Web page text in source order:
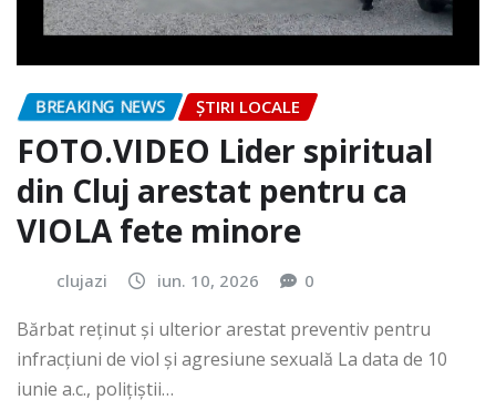
BREAKING NEWS ȘTIRI LOCALE
FOTO.VIDEO Lider spiritual
din Cluj arestat pentru ca
VIOLA fete minore
clujazi iun. 10, 2026 0
Bărbat reținut și ulterior arestat preventiv pentru
infracțiuni de viol și agresiune sexuală La data de 10
iunie a.c., polițiștii…